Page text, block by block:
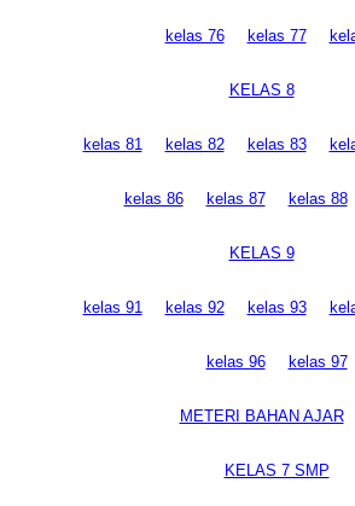
kelas 76 kelas 77
KELAS 8
kelas 81 kelas 82 kelas 83
kelas 86 kelas 87 kelas 88
KELAS 9
kelas 91 kelas 92 kelas 93
kelas 96 kelas 97
METERI BAHAN AJAR
KELAS 7 SMP